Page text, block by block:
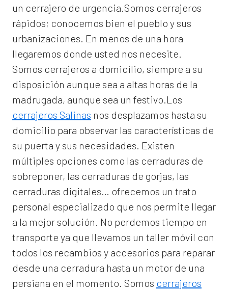
un cerrajero de urgencia.Somos cerrajeros
rápidos; conocemos bien el pueblo y sus
urbanizaciones. En menos de una hora
llegaremos donde usted nos necesite.
Somos cerrajeros a domicilio, siempre a su
disposición aunque sea a altas horas de la
madrugada, aunque sea un festivo.Los
cerrajeros Salinas nos desplazamos hasta su
domicilio para observar las características de
su puerta y sus necesidades. Existen
múltiples opciones como las cerraduras de
sobreponer, las cerraduras de gorjas, las
cerraduras digitales… ofrecemos un trato
personal especializado que nos permite llegar
a la mejor solución. No perdemos tiempo en
transporte ya que llevamos un taller móvil con
todos los recambios y accesorios para reparar
desde una cerradura hasta un motor de una
persiana en el momento. Somos cerrajeros